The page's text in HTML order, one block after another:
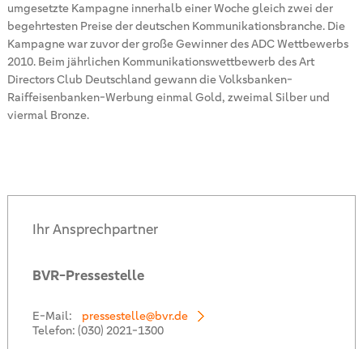
umgesetzte Kampagne innerhalb einer Woche gleich zwei der
begehrtesten Preise der deutschen Kommunikationsbranche. Die
Kampagne war zuvor der große Gewinner des ADC Wettbewerbs
2010. Beim jährlichen Kommunikationswettbewerb des Art
Directors Club Deutschland gewann die Volksbanken-
Raiffeisenbanken-Werbung einmal Gold, zweimal Silber und
viermal Bronze.
Ihr Ansprechpartner
BVR-Pressestelle
E-Mail:
pressestelle@bvr.de
Telefon: (030) 2021-1300